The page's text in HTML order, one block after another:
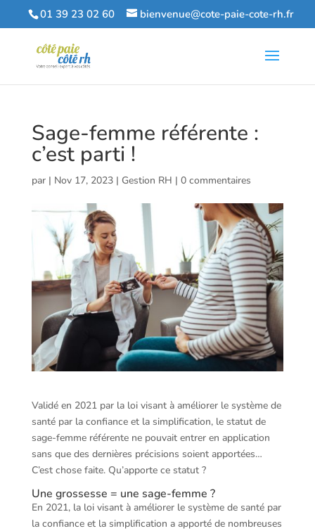
01 39 23 02 60 bienvenue@cote-paie-cote-rh.fr
Sage-femme référente :
c’est parti !
par | Nov 17, 2023| Gestion RH | 0 commentaires
Validé en 2021 par la loi visant à améliorer le système de
santé par la confiance et la simplification, le statut de
sage-femme référente ne pouvait entrer en application
sans que des dernières précisions soient apportées…
C’est chose faite. Qu’apporte ce statut ?
Une grossesse = une sage-femme ?
En 2021, la loi visant à améliorer le système de santé par
la confiance et la simplification a apporté de nombreuses